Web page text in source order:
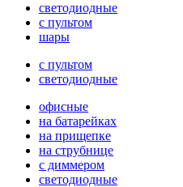
светодиодные
с пультом
шары
с пультом
светодиодные
офисные
на батарейках
на прищепке
на струбнице
с диммером
светодиодные